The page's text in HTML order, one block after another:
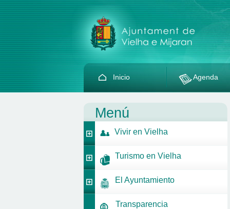
Inicio Agenda
Menú
Vivir en Vielha
Turismo en Vielha
El Ayuntamiento
Transparencia